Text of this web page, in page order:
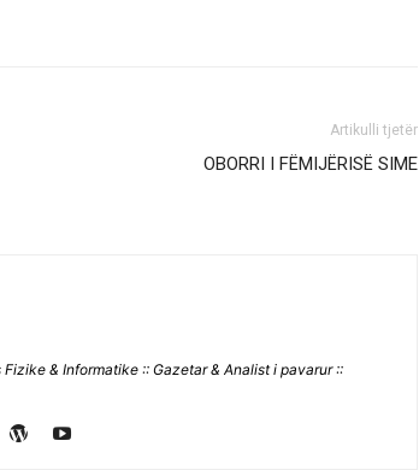
Artikulli tjetër
OBORRI I FËMIJËRISË SIME
Fizike & Informatike :: Gazetar & Analist i pavarur ::